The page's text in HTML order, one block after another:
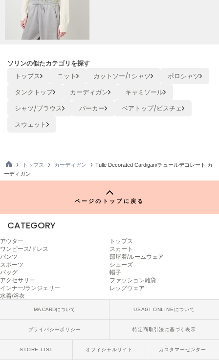
NEW Balance
ニューバランス
ネズ
ナイキ
NOWNS
ORGUE
オルグ
ORR
オル
パトリック
Philly chocolate
フィリーチョコレート
ソリンの似たカテゴリを探す
トップス ニット カットソー/Tシャツ
ポロシャツ
タンクトップ
カーディガン
キャミソール
シャツ/ブラウス
パーカー
ベアトップ/ビスチェ
スウェット
TO
P
トップス カーディガン
Tulle Decorated Cardigan/チュールデコレート カ
ーディガン
ページのトップに戻る
CATEGORY
アウター
トップス
ワンピース/ドレス
スカート
パンツ
部屋着/ルームウェア
スポーツ
シューズ
バッグ
帽子
アクセサリー
ファッション雑貨
インナー/ランジェリー
レッグウェア
水着/浴衣
MA CARDについて USAGI ONLINEについて
プライバシーポリシー 特定商取引法に基づく表示
STORE LIST オフィシャルサイト カスタマーセンター